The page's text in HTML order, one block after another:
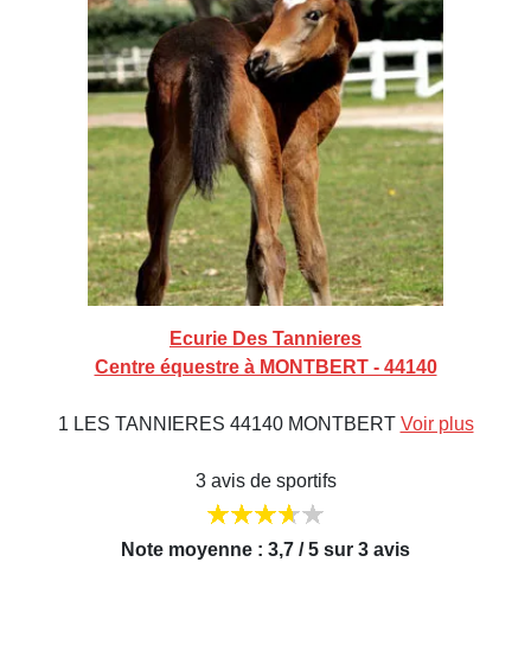
Ecurie Des Tannieres
Centre équestre à MONTBERT - 44140
1 LES TANNIERES 44140 MONTBERT Voir plus
3 avis de sportifs
Note moyenne : 3,7 / 5 sur 3 avis